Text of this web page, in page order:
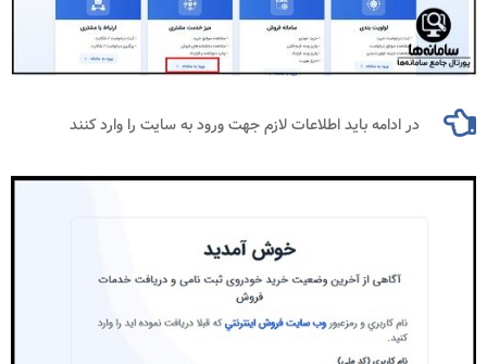
در ادامه باید اطلاعات لازم جهت ورود به سایت را وارد کنند